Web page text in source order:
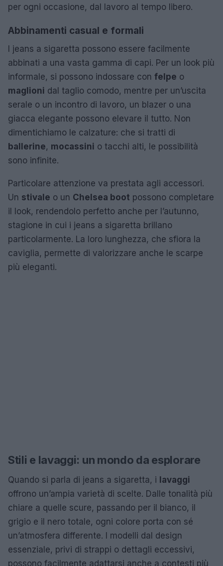
per ogni occasione, dal lavoro al tempo libero.
Abbinamenti casual e formali
I jeans a sigaretta possono essere facilmente
abbinati a una vasta gamma di capi. Per un look più
informale, si possono indossare con felpe o
maglioni dal taglio comodo, mentre per un’uscita
serale o un incontro di lavoro, un blazer o una
giacca elegante possono elevare il tutto. Non
dimentichiamo le calzature: che si tratti di
ballerine, mocassini o tacchi alti, le possibilità
sono infinite.
Particolare attenzione va prestata agli accessori.
Un stivale o un Chelsea boot possono completare
il look, rendendolo perfetto anche per l’autunno,
stagione in cui i jeans a sigaretta brillano
particolarmente. La loro lunghezza, che sfiora la
caviglia, permette di valorizzare anche le scarpe
più eleganti.
Stili e lavaggi: un mondo da esplorare
Quando si parla di jeans a sigaretta, i lavaggi
offrono un’ampia varietà di scelte. Dalle tonalità più
chiare a quelle scure, passando per il bianco, il
grigio e il nero totale, ogni colore porta con sé
un’atmosfera differente. I modelli dal design
essenziale, privi di strappi o dettagli eccessivi,
possono facilmente adattarsi anche a contesti più